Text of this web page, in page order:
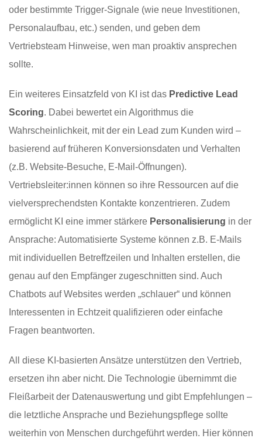
oder bestimmte Trigger-Signale (wie neue Investitionen,
Personalaufbau, etc.) senden, und geben dem
Vertriebsteam Hinweise, wen man proaktiv ansprechen
sollte.
Ein weiteres Einsatzfeld von KI ist das Predictive Lead
Scoring. Dabei bewertet ein Algorithmus die
Wahrscheinlichkeit, mit der ein Lead zum Kunden wird –
basierend auf früheren Konversionsdaten und Verhalten
(z.B. Website-Besuche, E-Mail-Öffnungen).
Vertriebsleiter:innen können so ihre Ressourcen auf die
vielversprechendsten Kontakte konzentrieren. Zudem
ermöglicht KI eine immer stärkere Personalisierung in der
Ansprache: Automatisierte Systeme können z.B. E-Mails
mit individuellen Betreffzeilen und Inhalten erstellen, die
genau auf den Empfänger zugeschnitten sind. Auch
Chatbots auf Websites werden „schlauer“ und können
Interessenten in Echtzeit qualifizieren oder einfache
Fragen beantworten.
All diese KI-basierten Ansätze unterstützen den Vertrieb,
ersetzen ihn aber nicht. Die Technologie übernimmt die
Fleißarbeit der Datenauswertung und gibt Empfehlungen –
die letztliche Ansprache und Beziehungspflege sollte
weiterhin von Menschen durchgeführt werden. Hier können